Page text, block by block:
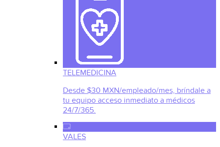
TELEMEDICINA
Desde $30 MXN/empleado/mes, bríndale a
tu equipo acceso inmediato a médicos
24/7/365.
VALES